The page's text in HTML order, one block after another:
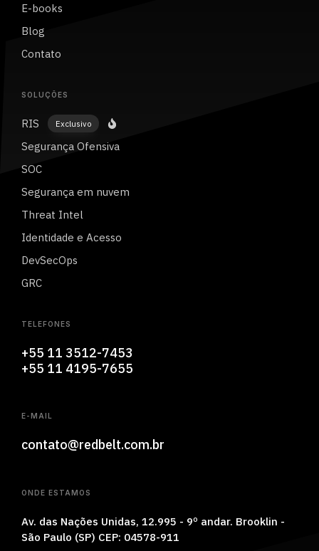
E-books
Blog
Contato
SOLUÇÕES
RIS Exclusivo
Segurança Ofensiva
SOC
Segurança em nuvem
Threat Intel
Identidade e Acesso
DevSecOps
GRC
TELEFONES
+55 11 3512-7453
+55 11 4195-7655
E-MAIL
contato@redbelt.com.br
ONDE ESTAMOS
Av. das Nações Unidas, 12.995 - 9º andar. Brooklin -
São Paulo (SP) CEP: 04578-911